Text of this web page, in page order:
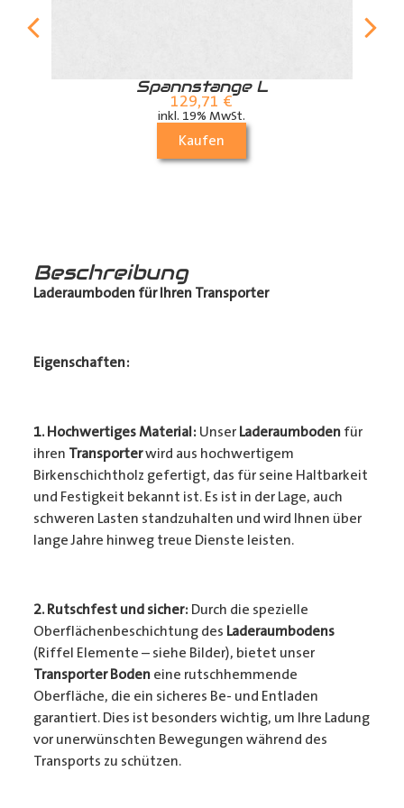
Spannstange L
129,71 €
inkl. 19% MwSt.
Kaufen
Beschreibung
Laderaumboden für Ihren Transporter
Eigenschaften:
1. Hochwertiges Material: Unser Laderaumbodenfür
ihren Transporterwird aus hochwertigem
Birkenschichtholz gefertigt, das für seine Haltbarkeit
und Festigkeit bekannt ist. Es ist in der Lage, auch
schweren Lasten standzuhalten und wird Ihnen über
lange Jahre hinweg treue Dienste leisten.
2. Rutschfest und sicher: Durch die spezielle
Oberflächenbeschichtung des Laderaumbodens
(Riffel Elemente – siehe Bilder), bietet unser
Transporter Bodeneine rutschhemmende
Oberfläche, die ein sicheres Be- und Entladen
garantiert. Dies ist besonders wichtig, um Ihre Ladung
vor unerwünschten Bewegungen während des
Transports zu schützen.